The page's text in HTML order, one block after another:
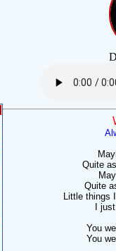
Quite
Quite
Little things
I
You
You